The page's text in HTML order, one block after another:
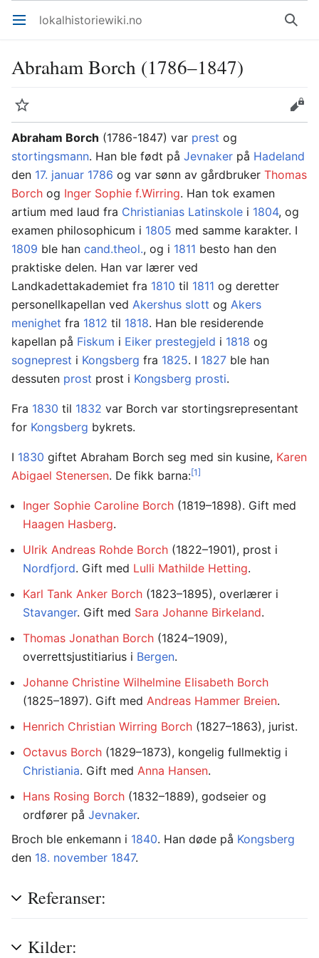
Åpne hovedmenyen lokalhistoriewiki.no Søk
Abraham Borch (1786–1847)
Overvåk
Rediger
Abraham Borch (1786-1847) var prest og
stortingsmann. Han ble født på Jevnaker på Hadeland
den 17. januar 1786 og var sønn av gårdbruker Thomas
Borch og Inger Sophie f.Wirring. Han tok examen
artium med laud fra Christianias Latinskole i 1804, og
examen philosophicum i 1805 med samme karakter. I
1809 ble han cand.theol., og i 1811 besto han den
praktiske delen. Han var lærer ved
Landkadettakademiet fra 1810 til 1811 og deretter
personellkapellan ved Akershus slott og Akers
menighet fra 1812 til 1818. Han ble residerende
kapellan på Fiskum i Eiker prestegjeld i 1818 og
sogneprest i Kongsberg fra 1825. I 1827 ble han
dessuten prost prost i Kongsberg prosti.
Fra 1830 til 1832 var Borch var stortingsrepresentant
for Kongsberg bykrets.
I 1830 giftet Abraham Borch seg med sin kusine, Karen
Abigael Stenersen. De fikk barna:[1]
Inger Sophie Caroline Borch (1819–1898). Gift med
Haagen Hasberg.
Ulrik Andreas Rohde Borch (1822–1901), prost i
Nordfjord. Gift med Lulli Mathilde Hetting.
Karl Tank Anker Borch (1823–1895), overlærer i
Stavanger. Gift med Sara Johanne Birkeland.
Thomas Jonathan Borch (1824–1909),
overrettsjustitiarius i Bergen.
Johanne Christine Wilhelmine Elisabeth Borch
(1825–1897). Gift med Andreas Hammer Breien.
Henrich Christian Wirring Borch (1827–1863), jurist.
Octavus Borch (1829–1873), kongelig fullmektig i
Christiania. Gift med Anna Hansen.
Hans Rosing Borch (1832–1889), godseier og
ordfører på Jevnaker.
Broch ble enkemann i 1840. Han døde på Kongsberg
den 18. november 1847.
Referanser:
Kilder: